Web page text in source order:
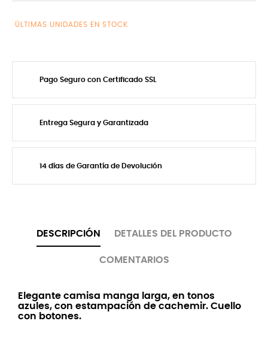
ÚLTIMAS UNIDADES EN STOCK
Pago Seguro con Certificado SSL
Entrega Segura y Garantizada
14 días de Garantía de Devolución
DESCRIPCIÓN DETALLES DEL PRODUCTO
COMENTARIOS
Elegante camisa manga larga, en tonos
azules, con estampación de cachemir. Cuello
con botones.